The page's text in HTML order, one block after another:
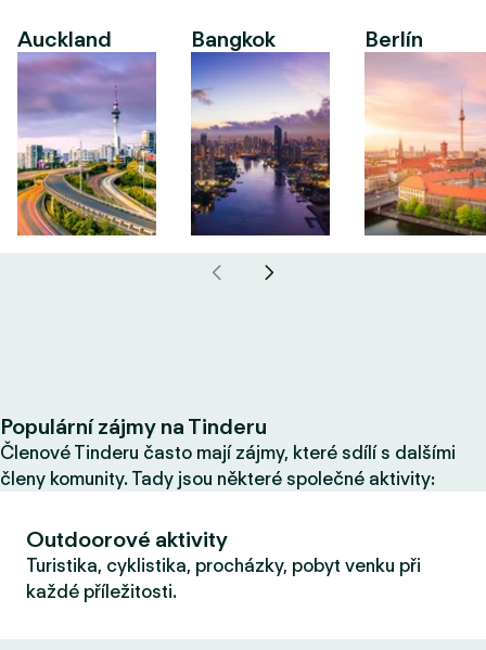
Auckland Bangkok Berlín
Populární zájmy na Tinderu
Členové Tinderu často mají zájmy, které sdílí s dalšími
členy komunity. Tady jsou některé společné aktivity:
Outdoorové aktivity
Turistika, cyklistika, procházky, pobyt venku při
každé příležitosti.